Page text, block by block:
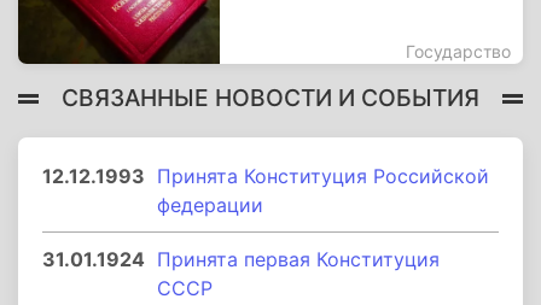
Государство
СВЯЗАННЫЕ НОВОСТИ И СОБЫТИЯ
12.12.1993 Принята Конституция Российской
федерации
31.01.1924 Принята первая Конституция
СССР